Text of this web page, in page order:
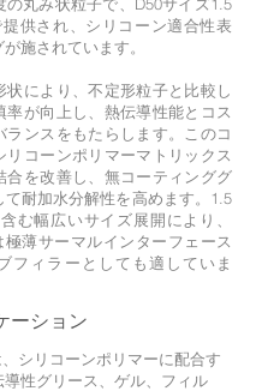
供され、シリコーン適合性表
施されています。
状により、不定形粒子と比較し
率が向上し、熱伝導性能とコス
ランスをもたらします。このコ
リコーンポリマーマトリックス
合を改善し、無コーティンググ
て耐加水分解性を高めます。1.5
む幅広いサイズ展開により、
極薄サーマルインターフェース
フィラーとしても適していま
ーション
シリコーンポリマーに配合す
導性グリース、ゲル、フィル